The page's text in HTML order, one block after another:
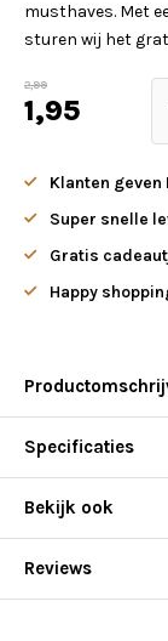
musthaves. Met
sturen wij het
2,99
1,95
Klanten geven
Super snelle
Gratis
Happy
Specificaties
Bekijk ook
Reviews